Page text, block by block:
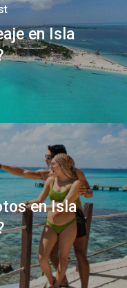
en Isla
en Isla